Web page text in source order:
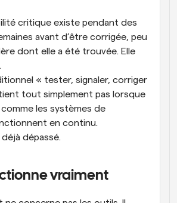
critique existe pendant des
avant d’être corrigée, peu
dont elle a été trouvée. Elle
« tester, signaler, corriger
tout simplement pas lorsque
les systèmes de
en continu.
dépassé.
vraiment